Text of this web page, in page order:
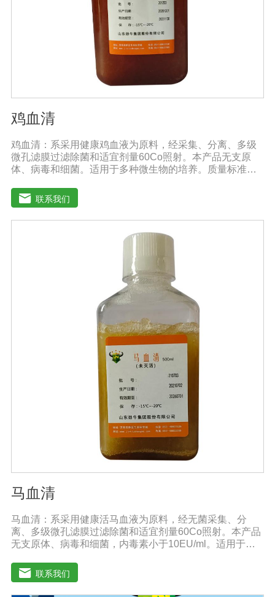
鸡血清
鸡血清：系采用健康鸡血液为原料，经采集、分离、多级
微孔滤膜过滤除菌和适宜剂量60Co照射。本产品无支原
体、病毒和细菌。适用于多种微生物的培养。质量标准：
1000ml/瓶保存：-15℃―-20℃有效期：5年注意事项：解
冻：采用逐步解冻法（ -20℃→2-8℃→ 室温），可减少沉
淀的产生使血清质量不会受到影响。
联系我们
马血清
马血清：系采用健康活马血液为原料，经无菌采集、分
离、多级微孔滤膜过滤除菌和适宜剂量60Co照射。本产品
无支原体、病毒和细菌，内毒素小于10EU/ml。适用于多
典》2020版质量标准。规格：500ml/瓶保
存：-15℃―-20℃有效期：5年注意事项：解冻：采用逐
步解冻法（ -20℃→2-8℃→ 室温），可减少沉淀的产生使
联系我们